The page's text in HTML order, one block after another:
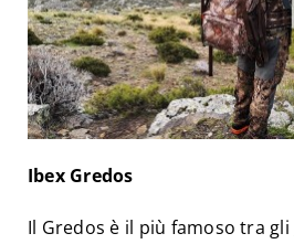
Ibex Gredos
Il Gredos è il più famoso tra gli